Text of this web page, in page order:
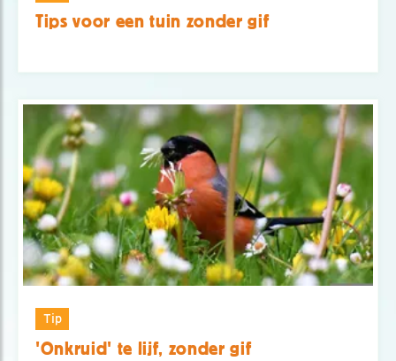
Tips voor een tuin zonder gif
Tip
'Onkruid' te lijf, zonder gif